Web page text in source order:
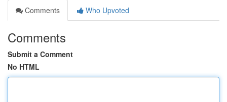
Comments
Who Upvoted
Comments
Submit a Comment
No HTML